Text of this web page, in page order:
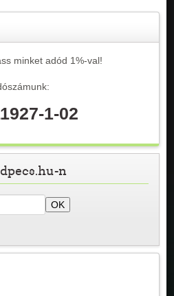
minket adód 1%-val!
1-02
n